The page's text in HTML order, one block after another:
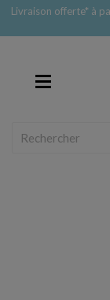
Livraison offerte* à